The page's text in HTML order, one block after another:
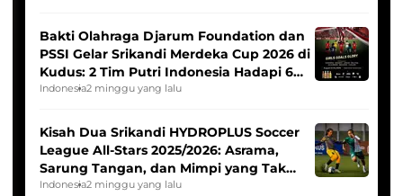
Bakti Olahraga Djarum Foundation dan
PSSI Gelar Srikandi Merdeka Cup 2026 di
Kudus: 2 Tim Putri Indonesia Hadapi 6
Tim Asia
Indonesia2 minggu yang lalu
Kisah Dua Srikandi HYDROPLUS Soccer
League All-Stars 2025/2026: Asrama,
Sarung Tangan, dan Mimpi yang Tak
Pernah Padam
Indonesia2 minggu yang lalu